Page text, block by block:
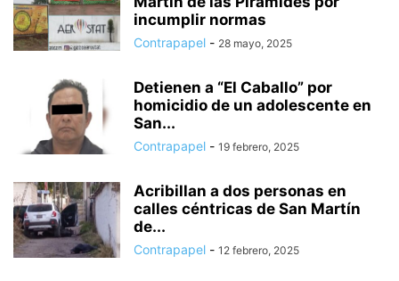
incumplir normas
Contrapapel - 28 mayo, 2025
Detienen a “El Caballo” por
homicidio de un adolescente en
San...
Contrapapel - 19 febrero, 2025
Acribillan a dos personas en
calles céntricas de San Martín
de...
Contrapapel - 12 febrero, 2025